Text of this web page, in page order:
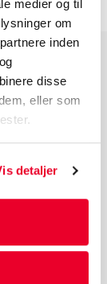
medier og til
om
inden
disse
eller som
detaljer